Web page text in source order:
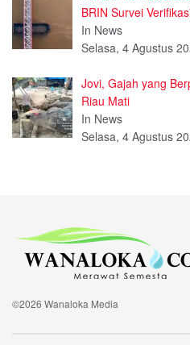
BRIN Survei
In News
Selasa, 4 Agustus
Jovi, Gajah yang
Riau Mati
In News
Selasa, 4 Agustus
©2026 Wanaloka Media